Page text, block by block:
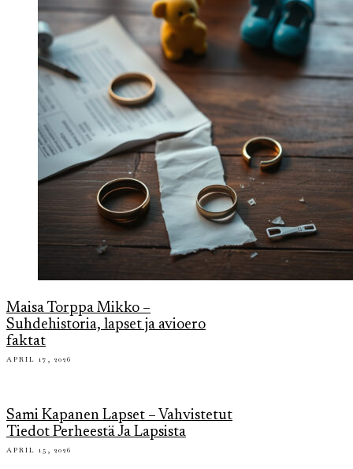
Maisa Torppa Mikko –
Suhdehistoria, lapset ja avioero
faktat
APRIL 17, 2026
Sami Kapanen Lapset – Vahvistetut
Tiedot Perheestä Ja Lapsista
APRIL 15, 2026